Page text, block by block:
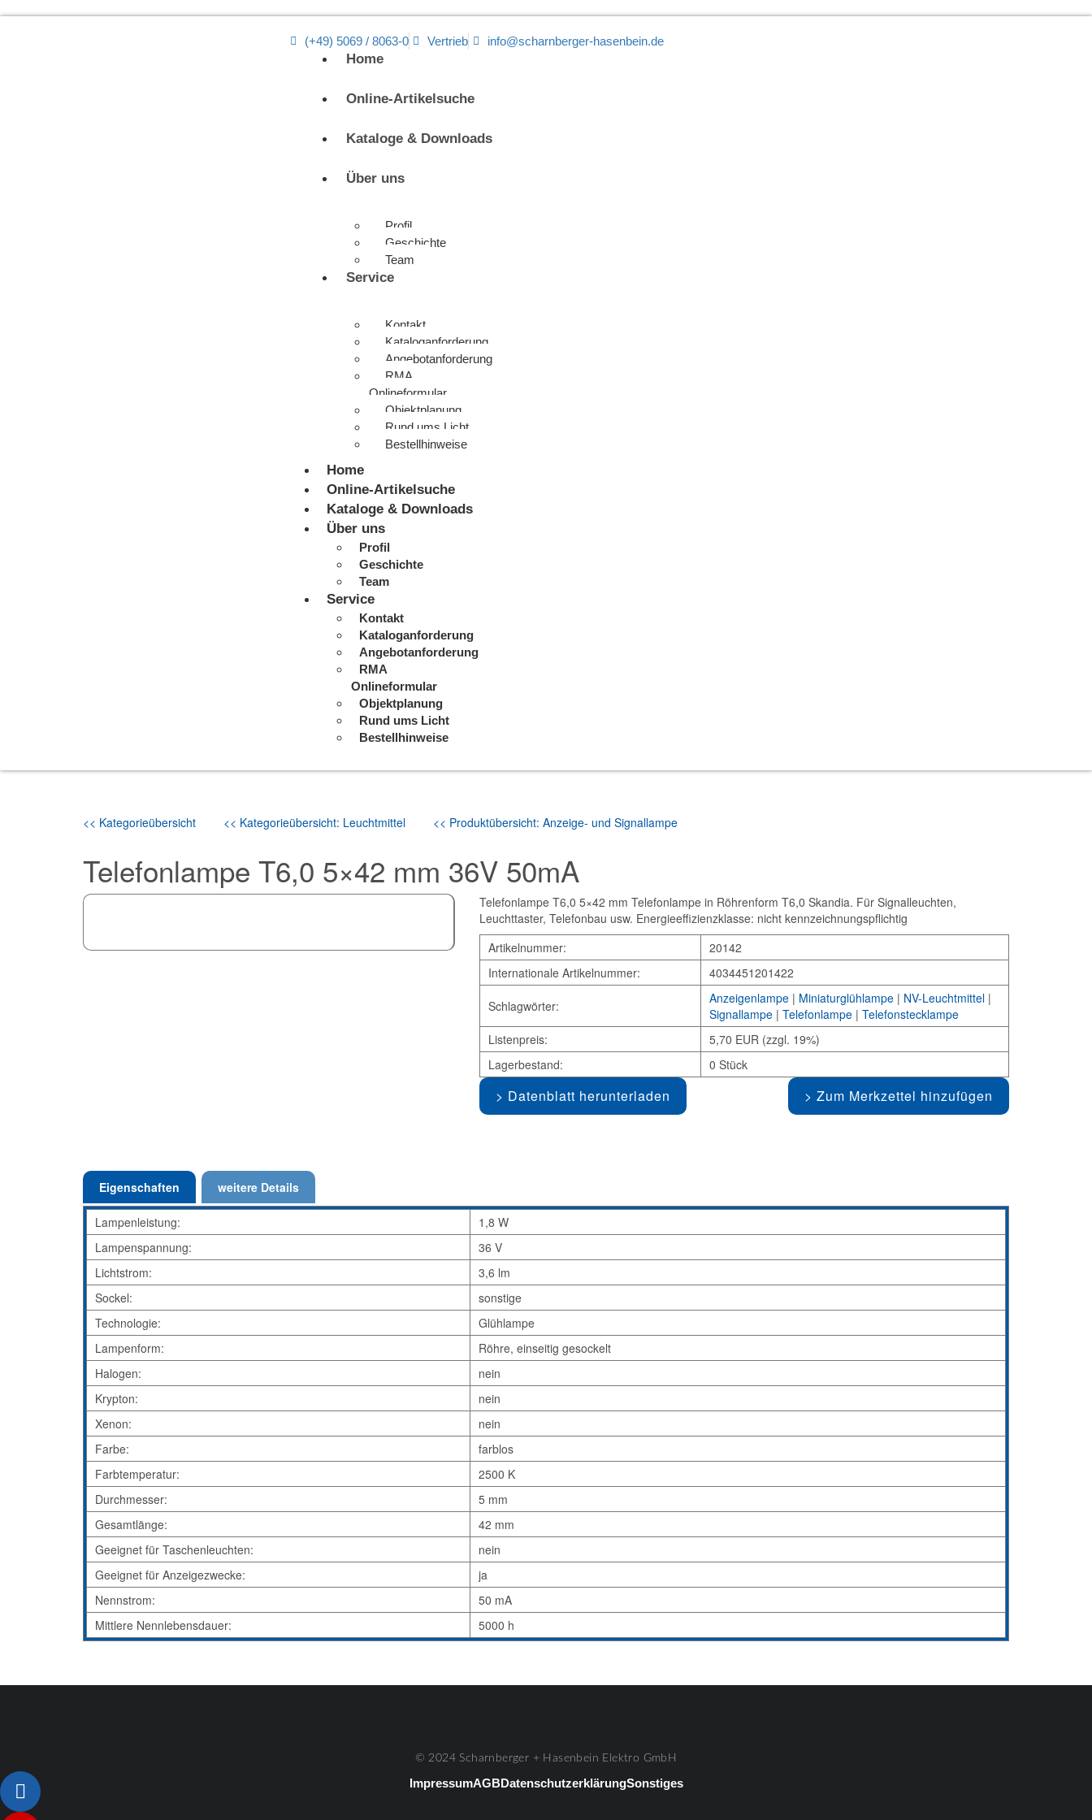
(+49) 5069 / 8063-0 Vertrieb info@scharnberger-hasenbein.de
Home
Online-Artikelsuche
Kataloge & Downloads
Über uns
Profil
Geschichte
Team
Service
Kontakt
Kataloganforderung
Angebotanforderung
RMA
Onlineformular
Objektplanung
Rund ums Licht
Bestellhinweise
Home
Online-Artikelsuche
Kataloge & Downloads
Über uns
Profil
Geschichte
Team
Service
Kontakt
Kataloganforderung
Angebotanforderung
RMA
Onlineformular
Objektplanung
Rund ums Licht
Bestellhinweise
<< Kategorieübersicht << Kategorieübersicht: Leuchtmittel << Produktübersicht: Anzeige- und Signallampe
Telefonlampe T6,0 5×42 mm 36V 50mA
Telefonlampe T6,0 5×42 mm Telefonlampe in Röhrenform T6,0 Skandia. Für Signalleuchten,
Leuchttaster, Telefonbau usw. Energieeffizienzklasse: nicht kennzeichnungspflichtig
Artikelnummer:
20142
Internationale Artikelnummer:
4034451201422
Schlagwörter: Anzeigenlampe| Miniaturglühlampe| NV-Leuchtmittel|
Signallampe| Telefonlampe| Telefonstecklampe
Listenpreis:
5,70 EUR (zzgl. 19%)
Lagerbestand:
0 Stück
Datenblatt herunterladen Zum Merkzettel hinzufügen
Eigenschaften weitere Details
Lampenleistung:
1,8 W
Lampenspannung:
36 V
Lichtstrom:
3,6 lm
Sockel:
sonstige
Technologie:
Glühlampe
Lampenform:
Röhre, einseitig gesockelt
Halogen:
nein
Krypton:
nein
Xenon:
nein
Farbe:
farblos
Farbtemperatur:
2500 K
Durchmesser:
5 mm
Gesamtlänge:
42 mm
Geeignet für Taschenleuchten:
nein
Geeignet für Anzeigezwecke:
ja
Nennstrom:
50 mA
Mittlere Nennlebensdauer:
5000 h
© 2024 Scharnberger + Hasenbein Elektro GmbH
ImpressumAGBDatenschutzerklärungSonstiges